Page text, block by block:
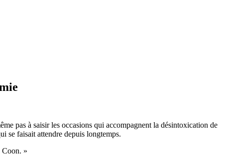
pas à saisir les occasions qui accompagnent la désintoxication de
se faisait attendre depuis longtemps.
Coon. »